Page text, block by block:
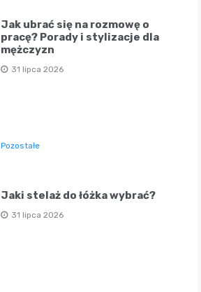
Jak ubrać się na rozmowę o
pracę? Porady i stylizacje dla
mężczyzn
31 lipca 2026
Pozostałe
Jaki stelaż do łóżka wybrać?
31 lipca 2026